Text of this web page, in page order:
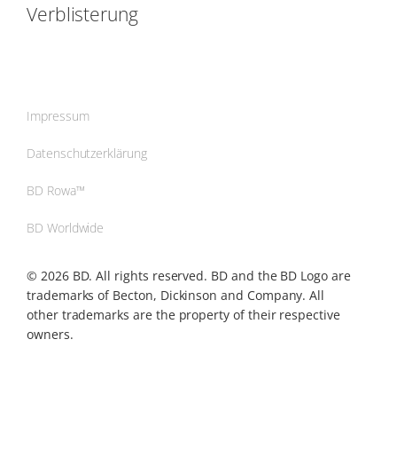
Verblisterung
© 2026 BD. All rights reserved. BD and the BD Logo are
trademarks of Becton, Dickinson and Company. All
other trademarks are the property of their respective
owners.
Impressum
Datenschutzerklärung
BD Rowa™
BD Worldwide